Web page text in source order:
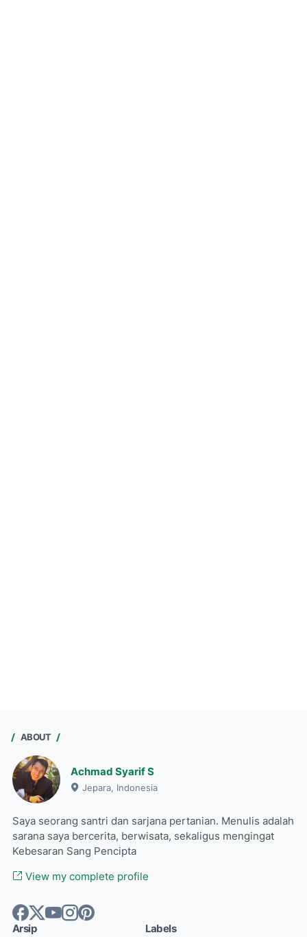
ABOUT
Achmad Syarif S
Jepara, Indonesia
Saya seorang santri dan sarjana pertanian. Menulis adalah
sarana saya bercerita, berwisata, sekaligus mengingat
Kebesaran Sang Pencipta
View my complete profile
Arsip Labels